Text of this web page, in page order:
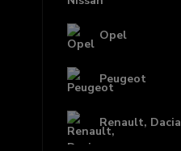
Opel
Peugeot
Renault, Dacia